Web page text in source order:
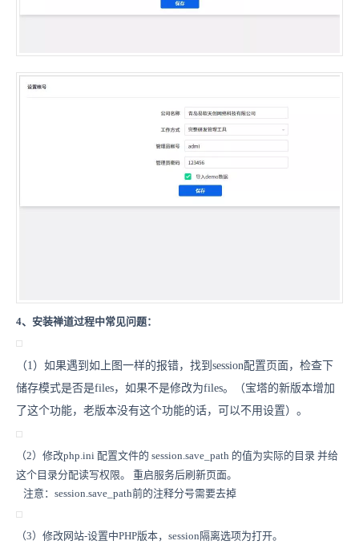
4、安装禅道过程中常见问题：
（1）如果遇到如上图一样的报错，找到session配置页面，检查下
储存模式是否是files，如果不是修改为files。（宝塔的新版本增加
了这个功能，老版本没有这个功能的话，可以不用设置）。
（2）修改php.ini 配置文件的 session.save_path 的值为实际的目录 并给
这个目录分配读写权限。 重启服务后刷新页面。
注意：session.save_path前的注释分号需要去掉
（3）修改网站-设置中PHP版本，session隔离选项为打开。